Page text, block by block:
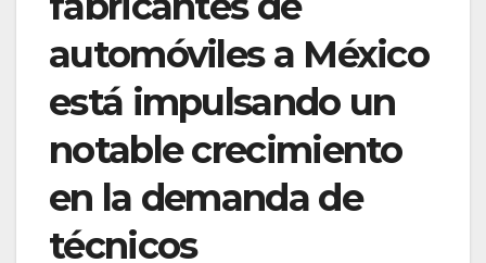
automóviles a México
está impulsando un
notable crecimiento
en la demanda de
técnicos